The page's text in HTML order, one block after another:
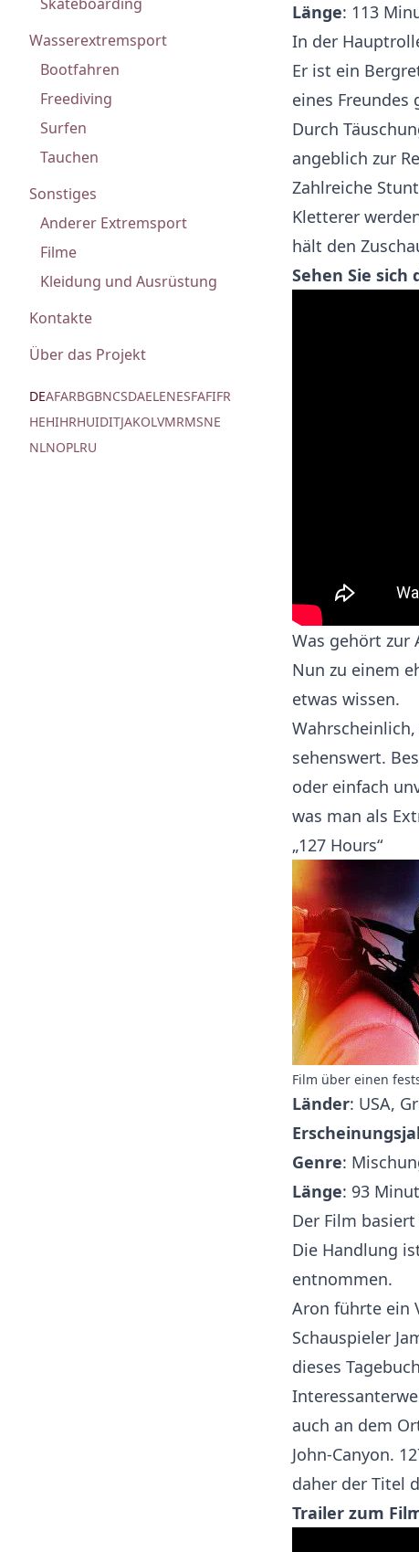
Wasserextremsport
Bootfahren
Freediving
Surfen
Tauchen
Sonstiges
Anderer Extremsport
Filme
Kleidung und Ausrüstung
Kontakte
Über das Projekt
DEAFARBGBNCSDAELENESFAFIFR
HEHIHRHUIDITJAKOLVMRMSNE
NLNOPLRU
Länge: 113
In der
Er ist ein
eines Freundes
Durch
angeblich zur
Zahlreiche
Kletterer
hält den
Sehen Sie
Was gehört zur
Nun zu einem
etwas wissen.
sehenswert.
oder einfach
was man als
„127 Hours“
Film über einen
Länder: USA,
Genre:
Länge: 93
Der Film
Die Handlung
entnommen.
Aron führte ein
Schauspieler
dieses
auch an dem
John-Canyon.
daher der Titel
Trailer zum